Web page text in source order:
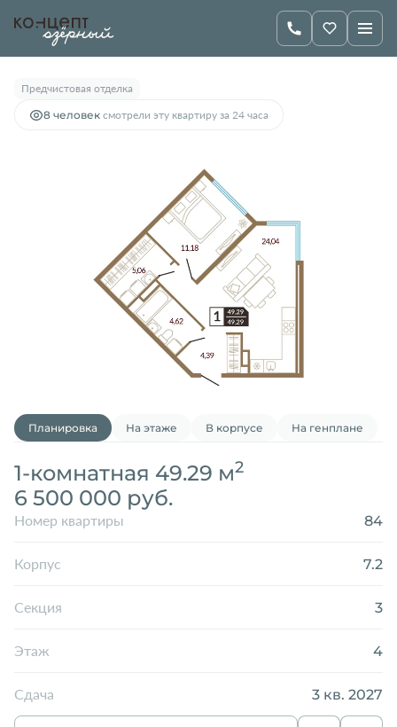
1-комнатная49.29 м 6 500 000 руб.
Предчистовая отделка
8 человек смотрели эту квартиру за 24 часа
Планировка На этаже В корпусе На генплане
1-комнатная 49.29 м2
6 500 000 руб.
Номер квартиры 84
Корпус 7.2
Секция 3
Этаж 4
Сдача 3 кв. 2027